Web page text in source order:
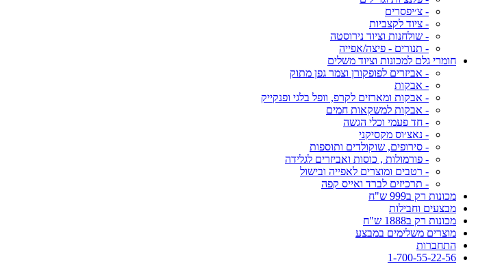
- צ׳יפסרים
- ציוד לקצביות
- שולחנות וציוד נירוסטה
- תנורים - פיצה/אפייה
חומרי גלם למכונות וציוד משלים
- אביזרים לפופקורן וצמר גפן מתוק
- אבקות
- אבקות ומארזים לקרפ, וופל בלגי ופנקייק
- אבקות למשקאות חמים
- חד פעמי וכלי הגשה
- נאצ׳וס מקסיקני
- סירופים, שוקולדים ותוספות
- פורמולות , כוסות ואביזרים לגלידה
- רטבים ומוצרים לאפייה ובישול
- תרכיזים לברד ואייס קפה
מכונות רק ב999 ש"ח
מבצעים וחבילות
מכונות רק ב1888 ש"ח
מוצרים משלימים במבצע
התחברות
1-700-55-22-56